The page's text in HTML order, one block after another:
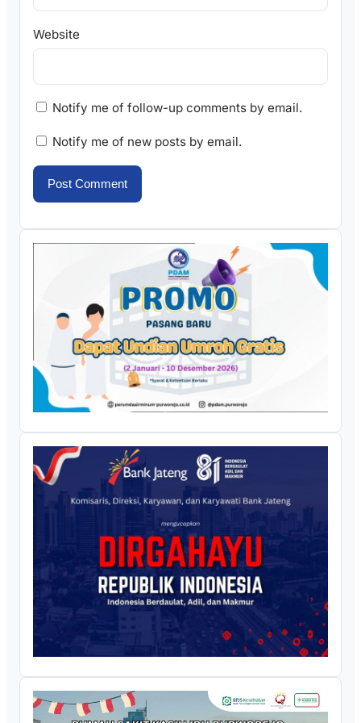
Website
Notify me of follow-up comments by email.
Notify me of new posts by email.